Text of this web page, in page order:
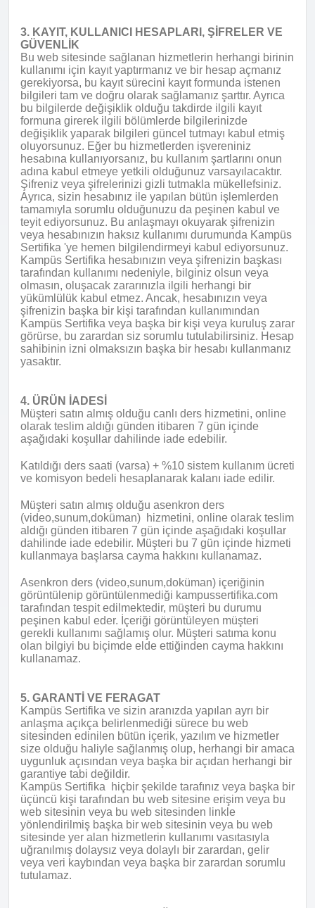
3. KAYIT, KULLANICI HESAPLARI, ŞİFRELER VE
GÜVENLİK
Bu web sitesinde sağlanan hizmetlerin herhangi birinin
kullanımı için kayıt yaptırmanız ve bir hesap açmanız
gerekiyorsa, bu kayıt sürecini kayıt formunda istenen
bilgileri tam ve doğru olarak sağlamanız şarttır. Ayrıca
bu bilgilerde değişiklik olduğu takdirde ilgili kayıt
formuna girerek ilgili bölümlerde bilgilerinizde
değişiklik yaparak bilgileri güncel tutmayı kabul etmiş
oluyorsunuz. Eğer bu hizmetlerden işvereniniz
hesabına kullanıyorsanız, bu kullanım şartlarını onun
adına kabul etmeye yetkili olduğunuz varsayılacaktır.
Şifreniz veya şifrelerinizi gizli tutmakla mükellefsiniz.
Ayrıca, sizin hesabınız ile yapılan bütün işlemlerden
tamamıyla sorumlu olduğunuzu da peşinen kabul ve
teyit ediyorsunuz. Bu anlaşmayı okuyarak şifrenizin
veya hesabınızın haksız kullanımı durumunda Kampüs
Sertifika 'ye hemen bilgilendirmeyi kabul ediyorsunuz.
Kampüs Sertifika hesabınızın veya şifrenizin başkası
tarafından kullanımı nedeniyle, bilginiz olsun veya
olmasın, oluşacak zararınızla ilgili herhangi bir
yükümlülük kabul etmez. Ancak, hesabınızın veya
şifrenizin başka bir kişi tarafından kullanımından
Kampüs Sertifika veya başka bir kişi veya kuruluş zarar
görürse, bu zarardan siz sorumlu tutulabilirsiniz. Hesap
sahibinin izni olmaksızın başka bir hesabı kullanmanız
yasaktır.
4. ÜRÜN İADESİ
Müşteri satın almış olduğu canlı ders hizmetini, online
olarak teslim aldığı günden itibaren 7 gün içinde
aşağıdaki koşullar dahilinde iade edebilir.
Katıldığı ders saati (varsa) + %10 sistem kullanım ücreti
ve komisyon bedeli hesaplanarak kalanı iade edilir.
Müşteri satın almış olduğu asenkron ders
(video,sunum,doküman) hizmetini, online olarak teslim
aldığı günden itibaren 7 gün içinde aşağıdaki koşullar
dahilinde iade edebilir. Müşteri bu 7 gün içinde hizmeti
kullanmaya başlarsa cayma hakkını kullanamaz.
Asenkron ders (video,sunum,doküman) içeriğinin
görüntülenip görüntülenmediği kampussertifika.com
tarafından tespit edilmektedir, müşteri bu durumu
peşinen kabul eder. İçeriği görüntüleyen müşteri
gerekli kullanımı sağlamış olur. Müşteri satıma konu
olan bilgiyi bu biçimde elde ettiğinden cayma hakkını
kullanamaz.
5. GARANTİ VE FERAGAT
Kampüs Sertifika ve sizin aranızda yapılan ayrı bir
anlaşma açıkça belirlenmediği sürece bu web
sitesinden edinilen bütün içerik, yazılım ve hizmetler
size olduğu haliyle sağlanmış olup, herhangi bir amaca
uygunluk açısından veya başka bir açıdan herhangi bir
garantiye tabi değildir.
Kampüs Sertifika hiçbir şekilde tarafınız veya başka bir
üçüncü kişi tarafından bu web sitesine erişim veya bu
web sitesinin veya bu web sitesinden linkle
yönlendirilmiş başka bir web sitesinin veya bu web
sitesinde yer alan hizmetlerin kullanımı vasıtasıyla
uğranılmış dolaysız veya dolaylı bir zarardan, gelir
veya veri kaybından veya başka bir zarardan sorumlu
tutulamaz.